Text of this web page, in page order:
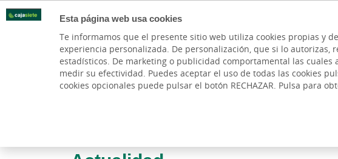
Esta página web usa cookies
Te informamos que el presente sitio web utiliza cookies propias y
experiencia personalizada. De personalización, que si lo
estadísticos. De marketing o publicidad comportamental las
medir su efectividad. Puedes aceptar el uso de todas las cookies
cookies opcionales puede pulsar el botón RECHAZAR. Pulsa para
PARTICULARES BANCA PRIVADA